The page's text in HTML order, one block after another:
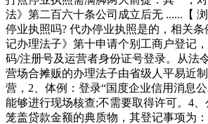
法》第二百六十条公司成立后无 ......【
停业执照吗? 代办停业执照是的，相关
记办理法子》第十申请个别工商户登记
码/注册号及运营者身份证号登录。从法
营场合摊贩的办理法子由省级人平易近
营，2、体例：登录“国度企业信用消息
能够进行现场核查;不需要取得许可。4
笼盖贷款金额的典质物，其登记事项为